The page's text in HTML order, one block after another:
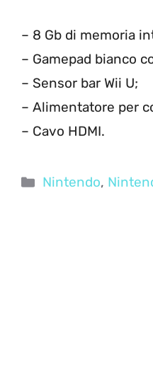
– 8 Gb di memoria
– Gamepad bianco
– Sensor bar Wii U;
– Alimentatore per
– Cavo HDMI.
Categorie
Nintendo,